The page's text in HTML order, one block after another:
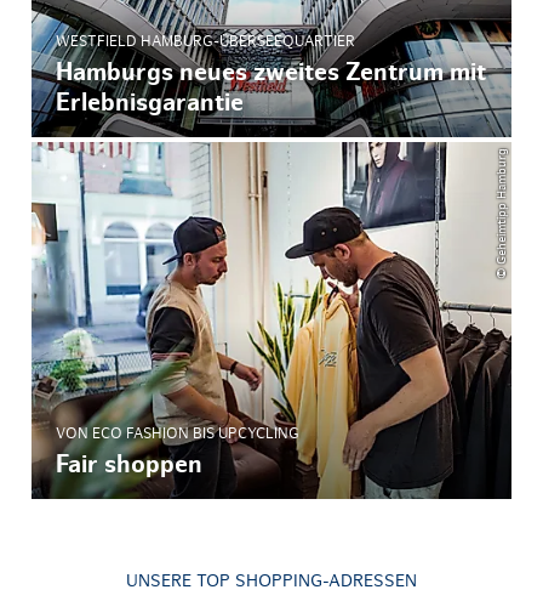
WESTFIELD HAMBURG-ÜBERSEEQUARTIER
Hamburgs neues zweites Zentrum mit
Erlebnisgarantie
© Geheimtipp Hamburg
VON ECO FASHION BIS UPCYCLING
Fair shoppen
UNSERE TOP SHOPPING-ADRESSEN